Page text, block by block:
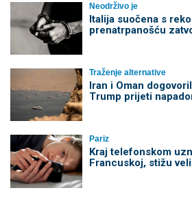
Neodrživo je
Italija suočena s
prenatrpanošću
Traženje alternative
Iran i Oman
Trump prijeti
Pariz
Kraj telefonskom
Francuskoj, stižu